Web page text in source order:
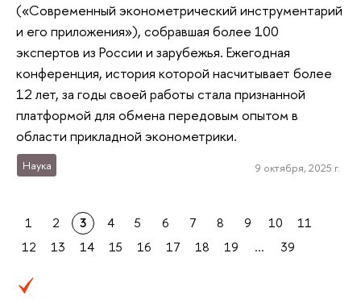
(«Современный эконометрический инструментарий
и его приложения»), собравшая более 100
экспертов из России и зарубежья. Ежегодная
конференция, история которой насчитывает более
12 лет, за годы своей работы стала признанной
платформой для обмена передовым опытом в
области прикладной эконометрики.
Наука 9 октября, 2025 г.
1 2 3 4 5 6 7 8 9 10
11
12
13 14 15 16 17 18 19 ... 39